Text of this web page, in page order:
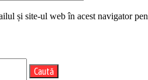
și site-ul web în acest navigator
Caută